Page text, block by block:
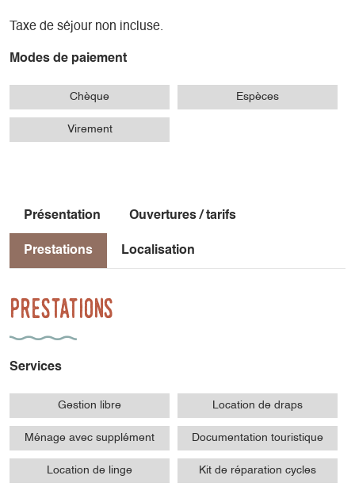
Taxe de séjour non incluse.
Modes de paiement
Chèque Espèces
Virement
Présentation Ouvertures / tarifs
Prestations Localisation
Prestations
Services
Gestion libre Location de draps
Ménage avec supplément Documentation touristique
Location de linge Kit de réparation cycles